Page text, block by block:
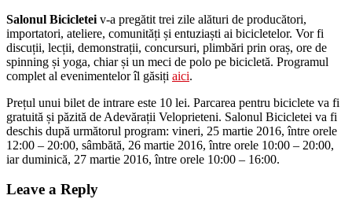
Salonul Bicicletei v-a pregătit trei zile alături de producători,
importatori, ateliere, comunități și entuziaști ai bicicletelor. Vor fi
discuții, lecții, demonstrații, concursuri, plimbări prin oraș, ore de
spinning și yoga, chiar și un meci de polo pe bicicletă. Programul
complet al evenimentelor îl găsiți aici.
Prețul unui bilet de intrare este 10 lei. Parcarea pentru biciclete va fi
gratuită și păzită de Adevărații Veloprieteni. Salonul Bicicletei va fi
deschis după următorul program: vineri, 25 martie 2016, între orele
12:00 – 20:00, sâmbătă, 26 martie 2016, între orele 10:00 – 20:00,
iar duminică, 27 martie 2016, între orele 10:00 – 16:00.
Leave a Reply